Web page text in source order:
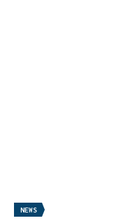
NEWS